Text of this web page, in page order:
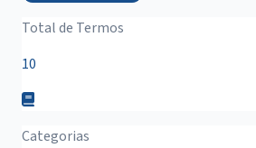
Resumo do Glossário
Total de Termos
10
Categorias